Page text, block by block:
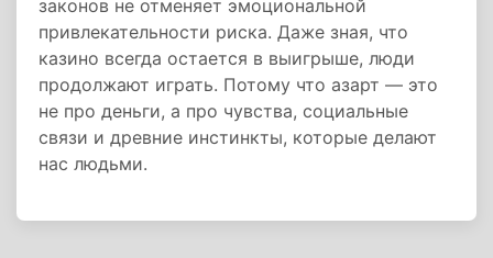
законов не отменяет эмоциональной
привлекательности риска. Даже зная, что
казино всегда остается в выигрыше, люди
продолжают играть. Потому что азарт — это
не про деньги, а про чувства, социальные
связи и древние инстинкты, которые делают
нас людьми.